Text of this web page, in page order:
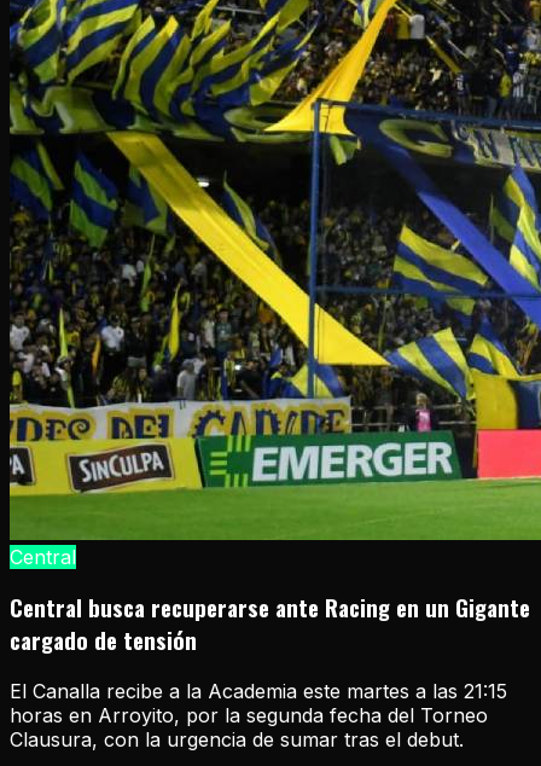
Central
Central busca recuperarse ante Racing en un Gigante
cargado de tensión
El Canalla recibe a la Academia este martes a las 21:15
horas en Arroyito, por la segunda fecha del Torneo
Clausura, con la urgencia de sumar tras el debut.